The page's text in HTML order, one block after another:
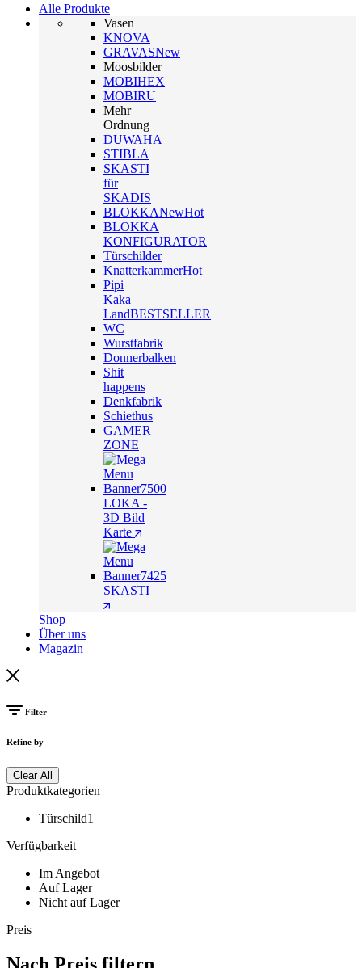
Alle Produkte
Vasen
KNOVA
GRAVASNew
Moosbilder
MOBIHEX
MOBIRU
Mehr
Ordnung
DUWAHA
STIBLA
SKASTI
für
SKADIS
BLOKKANewHot
BLOKKA
KONFIGURATOR
Türschilder
KnatterkammerHot
Pipi
Kaka
LandBESTSELLER
WC
Wurstfabrik
Donnerbalken
Shit
happens
Denkfabrik
Schiethus
GAMER
ZONE
LOKA -
3D Bild
Karte
SKASTI
Shop
Über uns
Magazin
Filter
Refine by
Clear All
Produktkategorien
Türschild1
Verfügbarkeit
Im Angebot
Auf Lager
Nicht auf Lager
Preis
Nach Preis filtern